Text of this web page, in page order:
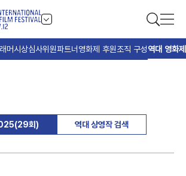
머시상심사위원파트너 영화제 후원조직 구성역대 영화제
회) 역대 상영작 검색